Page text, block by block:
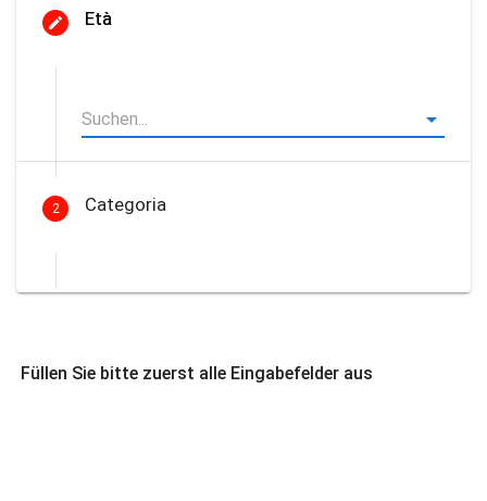
Età
2 Categoria
Füllen Sie bitte zuerst alle Eingabefelder aus